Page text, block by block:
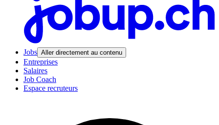
Jobs Aller directement au contenu
Entreprises
Salaires
Job Coach
Espace recruteurs